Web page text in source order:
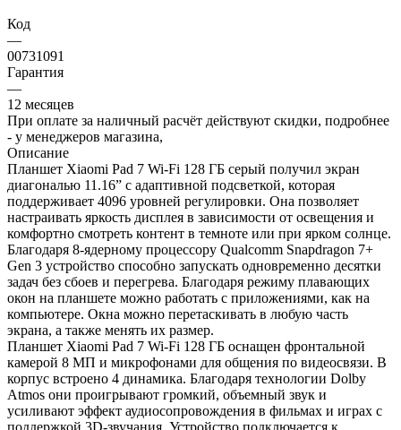
Код
—
00731091
Гарантия
—
12 месяцев
При оплате за наличный расчёт действуют скидки, подробнее
- у менеджеров магазина,
Описание
Планшет Xiaomi Pad 7 Wi-Fi 128 ГБ серый получил экран
диагональю 11.16” с адаптивной подсветкой, которая
поддерживает 4096 уровней регулировки. Она позволяет
настраивать яркость дисплея в зависимости от освещения и
комфортно смотреть контент в темноте или при ярком солнце.
Благодаря 8-ядерному процессору Qualcomm Snapdragon 7+
Gen 3 устройство способно запускать одновременно десятки
задач без сбоев и перегрева. Благодаря режиму плавающих
окон на планшете можно работать с приложениями, как на
компьютере. Окна можно перетаскивать в любую часть
экрана, а также менять их размер.
Планшет Xiaomi Pad 7 Wi-Fi 128 ГБ оснащен фронтальной
камерой 8 МП и микрофонами для общения по видеосвязи. В
корпус встроено 4 динамика. Благодаря технологии Dolby
Atmos они проигрывают громкий, объемный звук и
усиливают эффект аудиосопровождения в фильмах и играх с
поддержкой 3D-звучания. Устройство подключается к